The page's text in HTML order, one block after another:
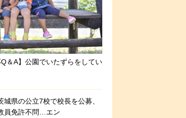
Q＆A】公園でいたずらをしてい
城県の公立7校で校長を公募、
員免許不問…エン